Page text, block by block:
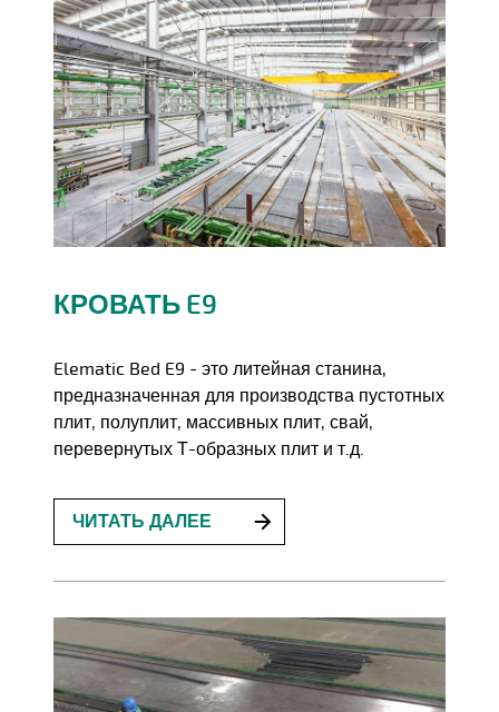
КРОВАТЬ E9
Elematic Bed E9 - это литейная станина,
предназначенная для производства пустотных
плит, полуплит, массивных плит, свай,
перевернутых Т-образных плит и т.д.
ЧИТАТЬ ДАЛЕЕ